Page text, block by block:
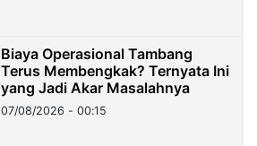
Biaya Operasional Tambang
Terus Membengkak? Ternyata Ini
yang Jadi Akar Masalahnya
07/08/2026 - 00:15